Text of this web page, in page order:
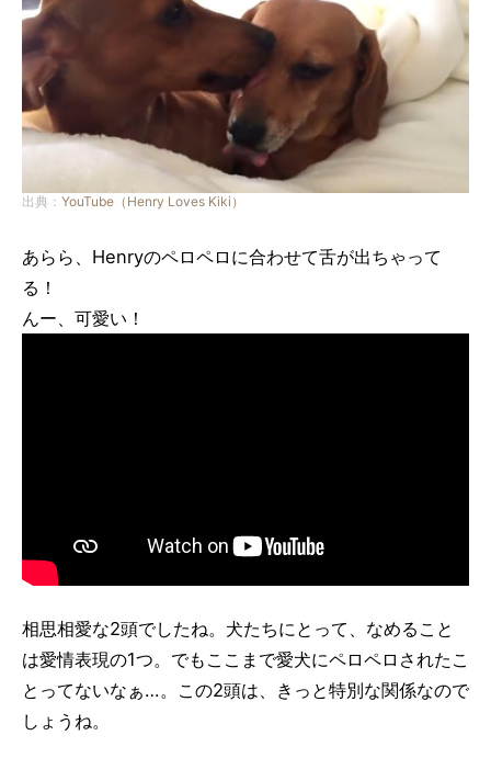
出典： YouTube（Henry Loves Kiki）
あらら、Henryのペロペロに合わせて舌が出ちゃって
る！
んー、可愛い！
相思相愛な2頭でしたね。犬たちにとって、なめること
は愛情表現の1つ。でもここまで愛犬にペロペロされたこ
とってないなぁ…。この2頭は、きっと特別な関係なので
しょうね。